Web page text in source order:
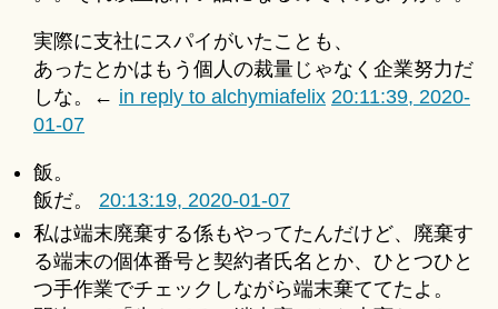
実際に支社にスパイがいたことも、
あったとかはもう個人の裁量じゃなく企業努力だ
しな。← in reply to alchymiafelix 20:11:39, 2020-
01-07
飯。
飯だ。 20:13:19, 2020-01-07
私は端末廃棄する係もやってたんだけど、廃棄す
る端末の個体番号と契約者氏名とか、ひとつひと
つ手作業でチェックしながら端末棄ててたよ。